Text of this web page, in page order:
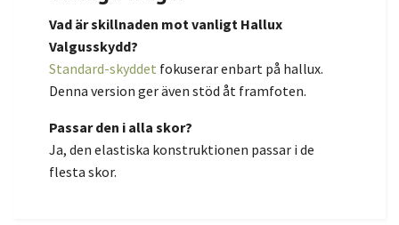
Vad är skillnaden mot vanligt Hallux
Valgusskydd?
Standard-skyddet fokuserar enbart på hallux.
Denna version ger även stöd åt framfoten.
Passar den i alla skor?
Ja, den elastiska konstruktionen passar i de
flesta skor.